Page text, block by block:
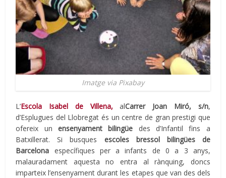
Imatge via Pixabay
L’Escola Isabel de Villena, alCarrer Joan Miró, s/n,
d’Esplugues del Llobregat és un centre de gran prestigi que
ofereix un ensenyament bilingüe des d’Infantil fins a
Batxillerat. Si busques escoles bressol bilingües de
Barcelona específiques per a infants de 0 a 3 anys,
malauradament aquesta no entra al rànquing, doncs
imparteix l’ensenyament durant les etapes que van des dels